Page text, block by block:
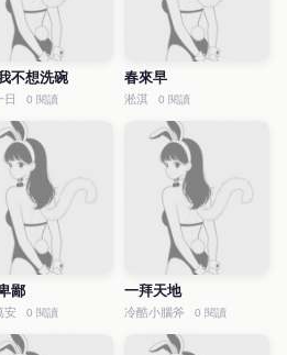
不想洗碗
日 0 閱讀
春來早
淞淇 0 閱讀
鄙
安 0 閱讀
一拜天地
冷酷小腦斧 0 閱讀